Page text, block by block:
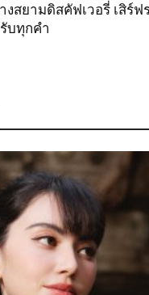
งสยามดิสคัฟเวอรี่ เสิร์ฟ
บทุกคำ